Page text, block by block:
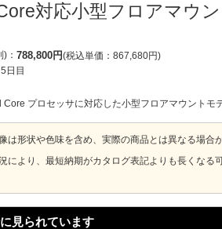
対応小型フロアマウ
) 788,800円 税込単価 867,680円
5日目
プロセッサに対応した小型フロアマウントモデ
は形状や色味を含め、実際の商品とは異なる場合
により、最短納期がカタログ表記よりも長くな
見られています